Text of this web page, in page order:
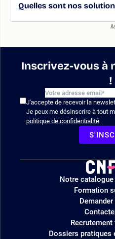
Quelles sont nos
Inscrivez-vous à
!
J'accepte de recevoir la
Je peux me désinscrire à tout
politique de confidentialité.
Notre
Formation
Dossiers pratiques